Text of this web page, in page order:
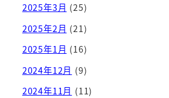
2025年3月 (25)
2025年2月 (21)
2025年1月 (16)
2024年12月 (9)
2024年11月 (11)